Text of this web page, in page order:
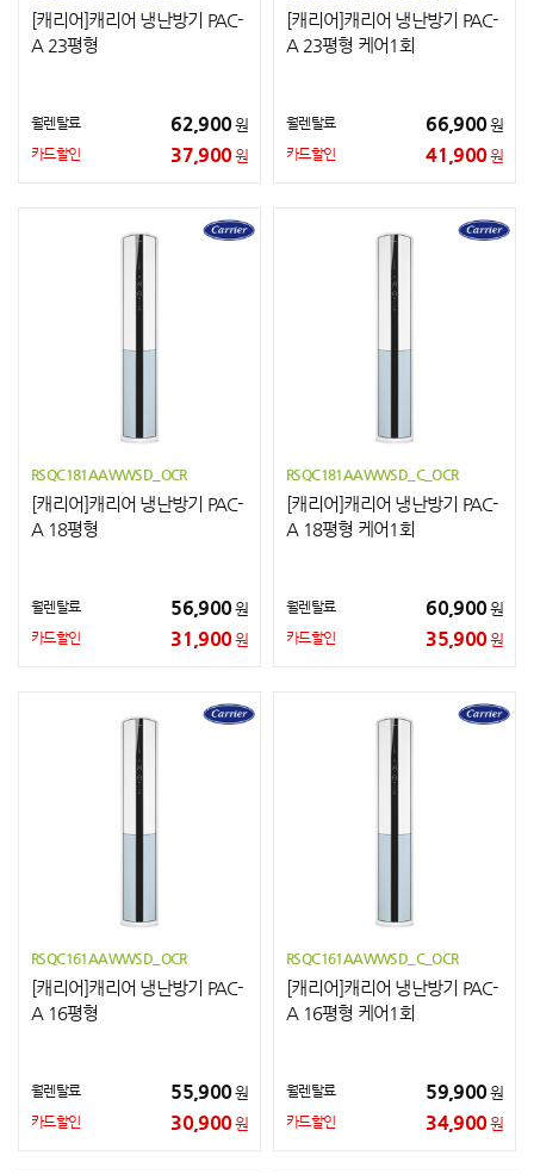
[캐리어]캐리어 냉난방기 PAC-
A 23평형
월렌탈료 62,900원
카드할인 37,900원
[캐리어]캐리어 냉난방기 PAC-
A 23평형 케어1회
월렌탈료 66,900원
카드할인 41,900원
RSQC181AAWWSD_OCR
[캐리어]캐리어 냉난방기 PAC-
A 18평형
월렌탈료 56,900원
카드할인 31,900원
RSQC181AAWWSD_C_OCR
[캐리어]캐리어 냉난방기 PAC-
A 18평형 케어1회
월렌탈료 60,900원
카드할인 35,900원
RSQC161AAWWSD_OCR
[캐리어]캐리어 냉난방기 PAC-
A 16평형
월렌탈료 55,900원
카드할인 30,900원
RSQC161AAWWSD_C_OCR
[캐리어]캐리어 냉난방기 PAC-
A 16평형 케어1회
월렌탈료 59,900원
카드할인 34,900원